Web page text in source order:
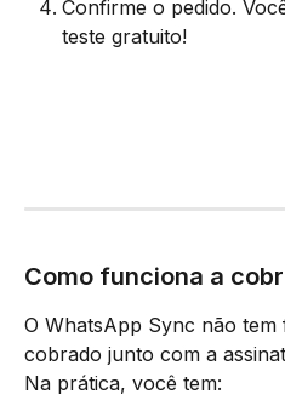
Confirme o pedido.
teste gratuito!
Como funciona a
O WhatsApp Sync não
cobrado junto com a
Na prática, você tem: